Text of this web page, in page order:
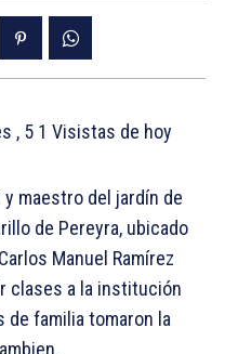
, 5 1 Visistas de hoy
maestro del jardín de
de Pereyra, ubicado
Manuel Ramírez
clases a la institución
de familia tomaron la